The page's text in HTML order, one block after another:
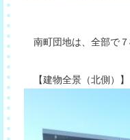
南町団地は、全部で７
【建物全景（北側）】